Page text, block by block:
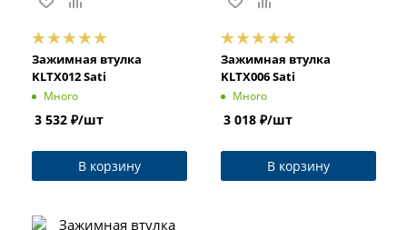
Зажимная втулка
KLTX012 Sati
Много
3 532 ₽/шт
В корзину
Зажимная втулка
KLTX006 Sati
Много
3 018 ₽/шт
В корзину